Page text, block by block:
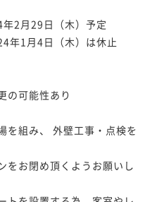
2月29日（木）予定
年1月4日（木）は休止
の可能性あり
を組み、 外壁工事・点検を
をお閉め頂くようお願いし